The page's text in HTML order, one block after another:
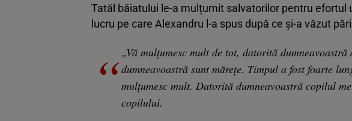
Tatăl băiatului le-a mulțumit salvatorilor pentru efortul
lucru pe care Alexandru l-a spus după ce și-a văzut
„Vă mulțumesc mult de tot, datorită
dumneavoastră sunt mărețe. Timpul a fost foarte
mulțumesc mult. Datorită dumneavoastră copilul
copilului.